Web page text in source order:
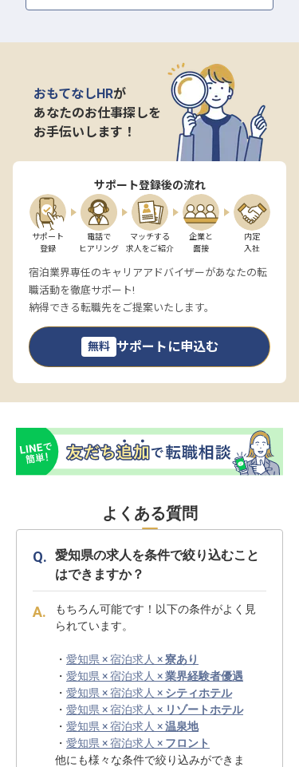
おもてなしHRが
あなたのお仕事探しを
お手伝いします！
サポート登録後の流れ
サポート
登録
電話で
ヒアリング
マッチする
求人をご紹介
企業と
面接
内定
入社
宿泊業界専任のキャリアアドバイザーがあなたの転
職活動を徹底サポート!
納得できる転職先をご提案いたします。
無料 サポートに申込む
よくある質問
愛知県の求人を条件で絞り込むこと
はできますか？
もちろん可能です！以下の条件がよく見
られています。
・ 愛知県 × 宿泊求人 ×寮あり
・ 愛知県 × 宿泊求人 ×業界経験者優遇
・ 愛知県 × 宿泊求人 × シティホテル
・ 愛知県 × 宿泊求人 × リゾートホテル
・ 愛知県 × 宿泊求人 ×温泉地
・ 愛知県 × 宿泊求人 × フロント
他にも様々な条件で絞り込みができま